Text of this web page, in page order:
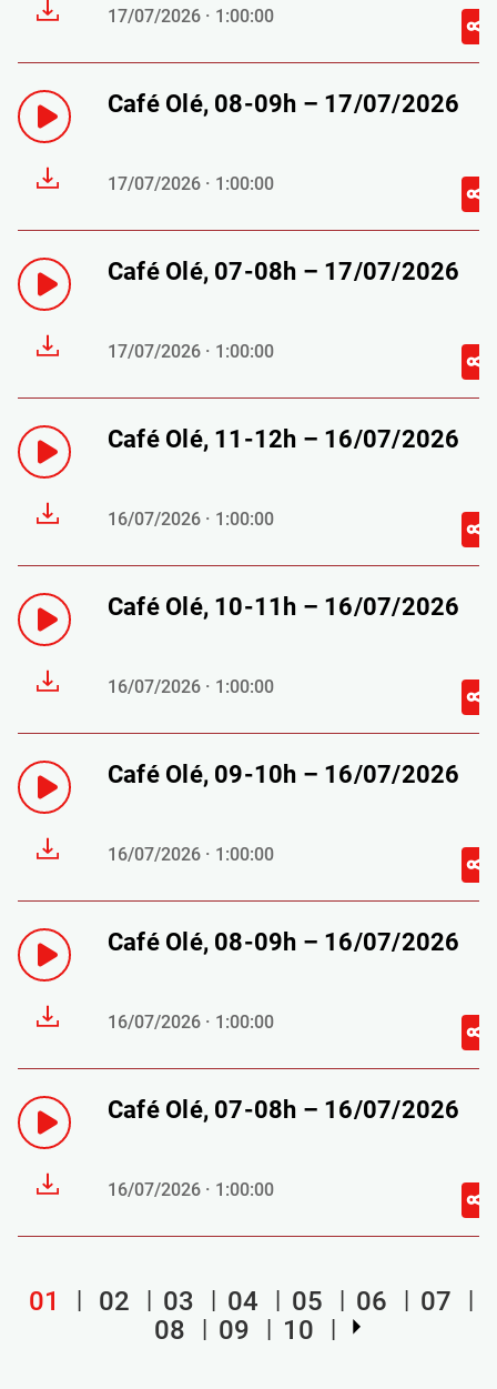
17/07/2026 · 1:00:00
Café Olé, 08-09h – 17/07/2026
17/07/2026 · 1:00:00
Café Olé, 07-08h – 17/07/2026
17/07/2026 · 1:00:00
Café Olé, 11-12h – 16/07/2026
16/07/2026 · 1:00:00
Café Olé, 10-11h – 16/07/2026
16/07/2026 · 1:00:00
Café Olé, 09-10h – 16/07/2026
16/07/2026 · 1:00:00
Café Olé, 08-09h – 16/07/2026
16/07/2026 · 1:00:00
Café Olé, 07-08h – 16/07/2026
16/07/2026 · 1:00:00
01 02 03 04 05 06
07
08
09 10